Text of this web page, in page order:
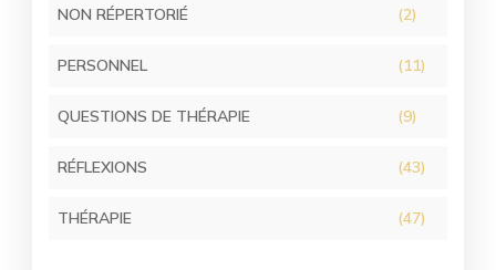
NON RÉPERTORIÉ (2)
PERSONNEL (11)
QUESTIONS DE THÉRAPIE (9)
RÉFLEXIONS (43)
THÉRAPIE (47)